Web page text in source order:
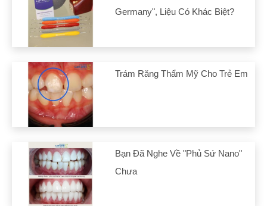
Germany", Liệu Có Khác Biệt?
Trám Răng Thẩm Mỹ Cho Trẻ Em
Bạn Đã Nghe Về "phủ Sứ Nano"
Chưa